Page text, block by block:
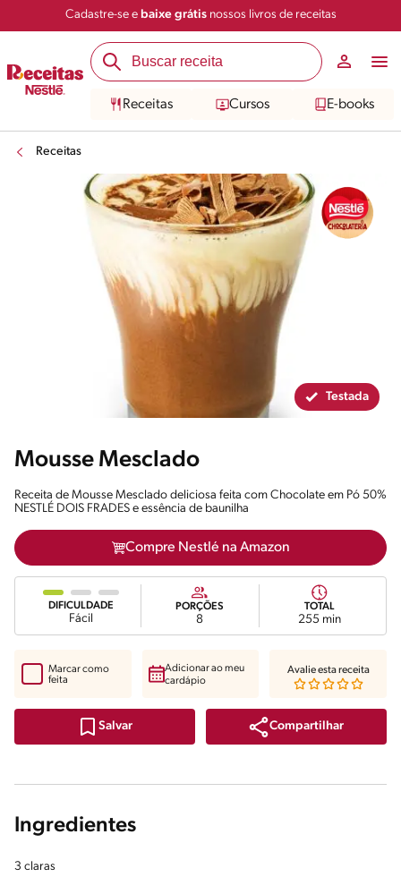
Cadastre-se e baixe grátisnossos livros de receitas
Receitas Cursos E-books
Receitas
Salvar Compartilhar
Testada
Mousse Mesclado
Receita de Mousse Mesclado deliciosa feita com Chocolate em Pó 50%
NESTLÉ DOIS FRADES e essência de baunilha
Compre Nestlé na Amazon
DIFICULDADE
Fácil
PORÇÕES
8
TOTAL
255 min
Salvar Compartilhar
Marcar como
feita
Adicionar ao meu
cardápio
Avalie esta receita
Ingredientes
3 claras